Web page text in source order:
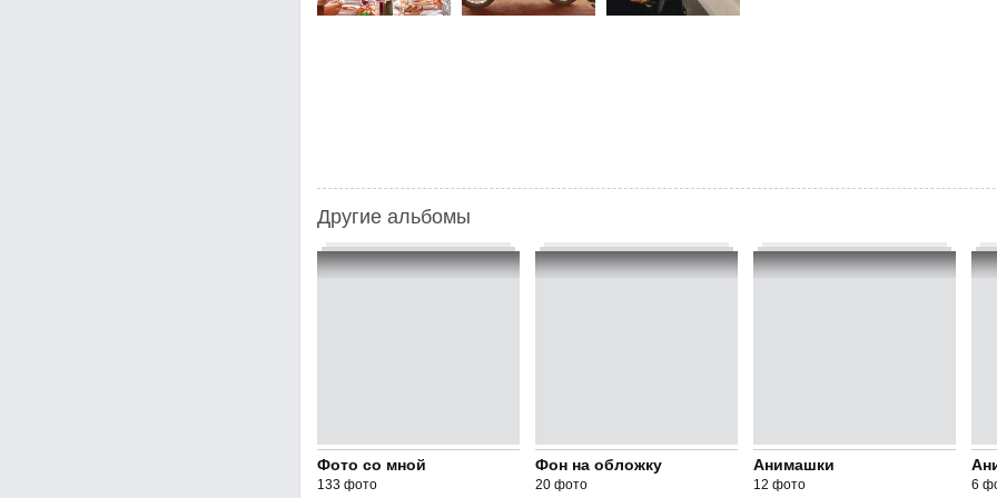
Другие альбомы
Фото со мной
133 фото
Фон на обложку
20 фото
Анимашки
12 фото 6